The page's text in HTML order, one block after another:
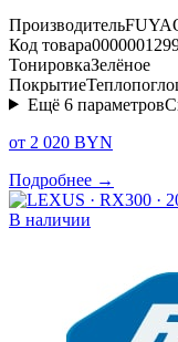
Производитель
Код товара
ТонировкаЗелёное
Покрытие
Ещё 6 параметров
от 2 020 BYN
Подробнее →
В наличии